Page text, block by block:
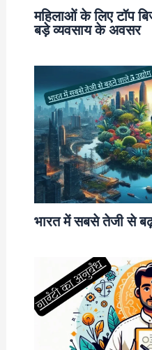
महिलाओं के लिए टॉप
बड़े व्यवसाय के अवसर
भारत में सबसे तेजी से